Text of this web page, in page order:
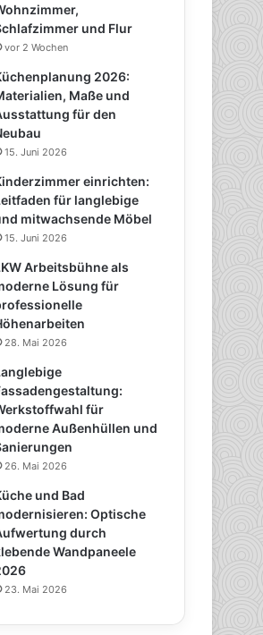
und Flur
vor 2 Wochen
2026:
Maße und
für den
15. Juni 2026
einrichten:
für langlebige
mitwachsende Möbel
15. Juni 2026
Arbeitsbühne als
Lösung für
28. Mai 2026
für
Außenhüllen und
26. Mai 2026
und Bad
Optische
durch
Wandpaneele
23. Mai 2026